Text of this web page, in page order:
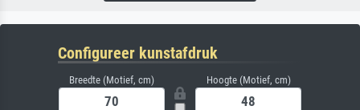
Configureer kunstafdruk
Breedte (Motief, cm) Hoogte (Motief, cm)